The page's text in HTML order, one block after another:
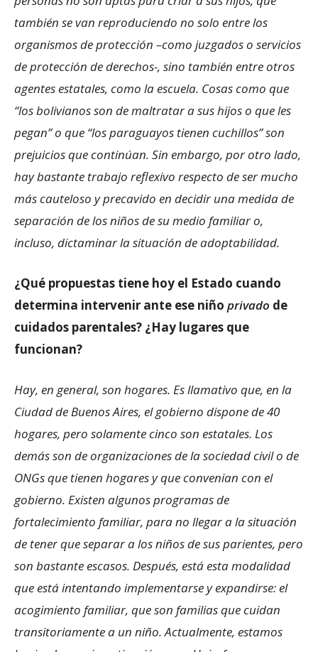
también se van reproduciendo no solo entre los
organismos de protección –como juzgados o servicios
de protección de derechos-, sino también entre otros
agentes estatales, como la escuela. Cosas como que
“los bolivianos son de maltratar a sus hijos o que les
pegan” o que “los paraguayos tienen cuchillos” son
prejuicios que continúan. Sin embargo, por otro lado,
hay bastante trabajo reflexivo respecto de ser mucho
más cauteloso y precavido en decidir una medida de
separación de los niños de su medio familiar o,
incluso, dictaminar la situación de adoptabilidad.
¿Qué propuestas tiene hoy el Estado cuando
determina intervenir ante ese niño privado de
cuidados parentales? ¿Hay lugares que
funcionan?
Hay, en general, son hogares. Es llamativo que, en la
Ciudad de Buenos Aires, el gobierno dispone de 40
hogares, pero solamente cinco son estatales. Los
demás son de organizaciones de la sociedad civil o de
ONGs que tienen hogares y que convenian con el
gobierno. Existen algunos programas de
fortalecimiento familiar, para no llegar a la situación
de tener que separar a los niños de sus parientes, pero
son bastante escasos. Después, está esta modalidad
que está intentando implementarse y expandirse: el
acogimiento familiar, que son familias que cuidan
transitoriamente a un niño. Actualmente, estamos